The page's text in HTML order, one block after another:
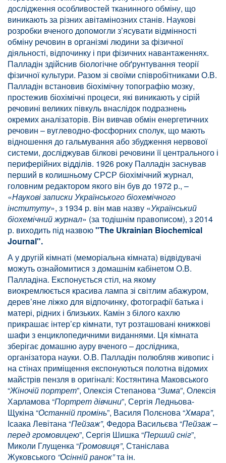
дослідження особливостей тканинного обміну, що
виникають за різних авітамінозних станів. Наукові
розробки вченого допомогли з’ясувати відмінності
обміну речовин в організмі людини за фізичної
діяльності, відпочинку і при фізичних навантаженнях.
Палладін здійснив біологічне обґрунтування теорії
фізичної культури. Разом зі своїми співробітниками О.В.
Палладін встановив біохімічну топографію мозку,
простежив біохімічні процеси, які виникають у сірій
речовині великих півкуль внаслідок подразнень
окремих аналізаторів. Він вивчав обмін енергетичних
речовин – вуглеводно-фосфорних сполук, що мають
відношення до гальмування або збудження нервової
системи, досліджував білкові речовини її центрального і
периферійних відділів. 1926 року Палладін заснував
перший в колишньому СРСР біохімічний журнал,
головним редактором якого він був до 1972 р., –
«Наукові записки Українського біохемічного
інституту», з 1934 р. він мав назву «Український
біохемічний журнал» (за тодішнім правописом), з 2014
р. виходить під назвою"The Ukrainian Biochemical
Journal".
А у другій кімнаті (меморіальна кімната) відвідувачі
можуть ознайомитися з домашнім кабінетом О.В.
Палладіна. Експонується стіл, на якому
виокремлюється красива лампа зі світлим абажуром,
дерев’яне ліжко для відпочинку, фотографії батька і
матері, рідних і близьких. Камін з білого кахлю
прикрашає інтер’єр кімнати, тут розташовані книжкові
шафи з енциклопедичними виданнями. Ця кімната
зберігає домашню ауру вченого – дослідника,
організатора науки. О.В. Палладін полюбляв живопис і
на стінах приміщення експонуються полотна відомих
майстрів пензля в оригіналі: Костянтина Маковського
“Жіночій портрет”, Олексія Степанова “Зима”, Олексія
Харламова “Портрет дівчини”, Сергія Ледньова-
Щукіна “Останній промінь”, Василя Полєнова “Хмара”,
Ісаака Левітана “Пейзаж”, Федора Васильєва “Пейзаж –
перед громовицею”, Сергія Шишка “Перший сніг”,
Миколи Глущенка “Громовиця”, Станіслава
Жуковського “Осінній ранок”та ін.